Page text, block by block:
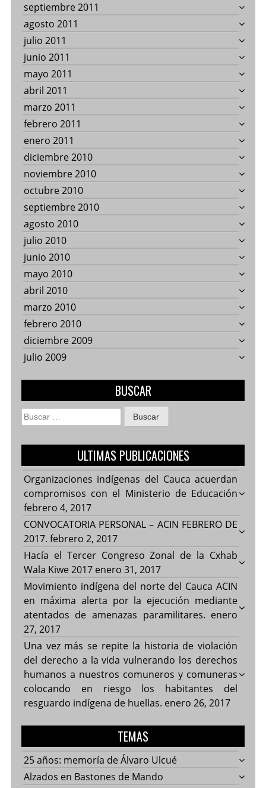
septiembre 2011
agosto 2011
julio 2011
junio 2011
mayo 2011
abril 2011
marzo 2011
febrero 2011
enero 2011
diciembre 2010
noviembre 2010
octubre 2010
septiembre 2010
agosto 2010
julio 2010
junio 2010
mayo 2010
abril 2010
marzo 2010
febrero 2010
diciembre 2009
julio 2009
BUSCAR
Buscar:
ULTIMAS PUBLICACIONES
Organizaciones indígenas del Cauca acuerdan
compromisos con el Ministerio de Educación
febrero 4, 2017
CONVOCATORIA PERSONAL – ACIN FEBRERO DE
2017. febrero 2, 2017
Hacía el Tercer Congreso Zonal de la Cxhab
Wala Kiwe 2017 enero 31, 2017
Movimiento indígena del norte del Cauca ACIN
en máxima alerta por la ejecución mediante
atentados de amenazas paramilitares. enero
27, 2017
Una vez más se repite la historia de violación
del derecho a la vida vulnerando los derechos
humanos a nuestros comuneros y comuneras
colocando en riesgo los habitantes del
resguardo indígena de huellas. enero 26, 2017
TEMAS
25 años: memoría de Álvaro Ulcué
Alzados en Bastones de Mando